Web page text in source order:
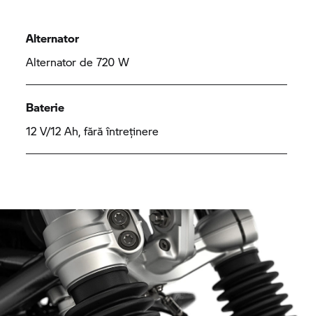
Alternator
Alternator de 720 W
Baterie
12 V/12 Ah, fără întreținere